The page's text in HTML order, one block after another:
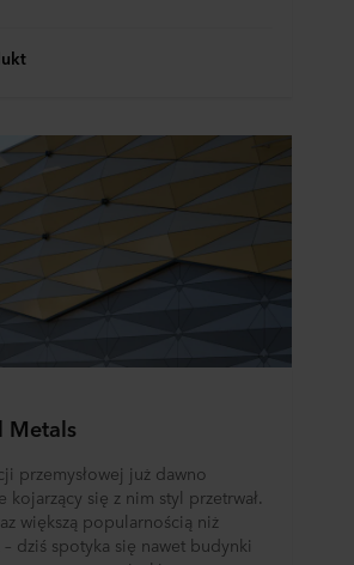
Metals
przemysłowej już dawno
kojarzący się z nim styl przetrwał.
większą popularnością niż
dziś spotyka się nawet budynki